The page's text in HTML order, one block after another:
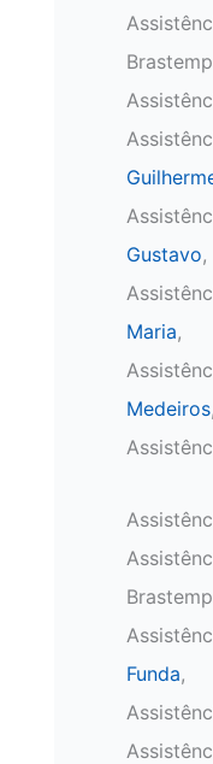
Brastemp
Gustavo,
Maria,
Medeiros
Brastemp
Funda,